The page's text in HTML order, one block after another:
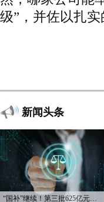
级”，并佐以扎
新闻头条
“国补”继续！第三批625亿元资金已下达